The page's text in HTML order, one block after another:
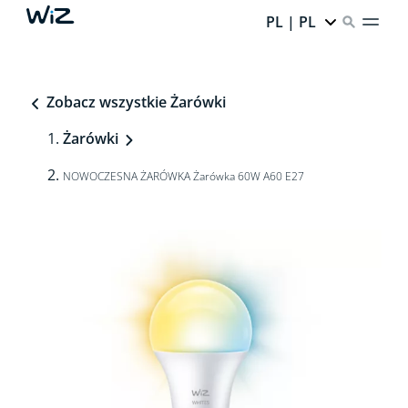
PL | PL
Zobacz wszystkie Żarówki
Żarówki
NOWOCZESNA ŻARÓWKA Żarówka 60W A60 E27